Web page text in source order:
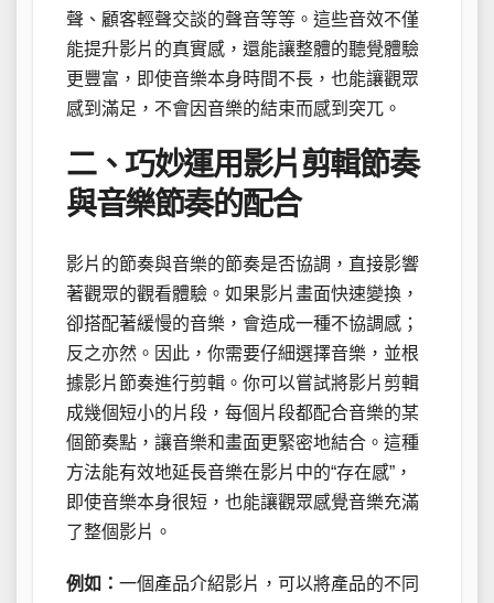
聲、顧客輕聲交談的聲音等等。這些音效不僅
能提升影片的真實感，還能讓整體的聽覺體驗
更豐富，即使音樂本身時間不長，也能讓觀眾
感到滿足，不會因音樂的結束而感到突兀。
二、巧妙運用影片剪輯節奏
與音樂節奏的配合
影片的節奏與音樂的節奏是否協調，直接影響
著觀眾的觀看體驗。如果影片畫面快速變換，
卻搭配著緩慢的音樂，會造成一種不協調感；
反之亦然。因此，你需要仔細選擇音樂，並根
據影片節奏進行剪輯。你可以嘗試將影片剪輯
成幾個短小的片段，每個片段都配合音樂的某
個節奏點，讓音樂和畫面更緊密地結合。這種
方法能有效地延長音樂在影片中的“存在感”，
即使音樂本身很短，也能讓觀眾感覺音樂充滿
了整個影片。
例如： 一個產品介紹影片，可以將產品的不同